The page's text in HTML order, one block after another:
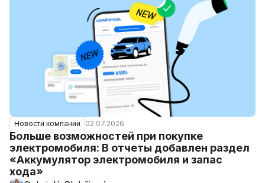
Новости компании 02.07.2026
Больше возможностей при покупке
электромобиля: В отчеты добавлен раздел
«Аккумулятор электромобиля и запас
хода»